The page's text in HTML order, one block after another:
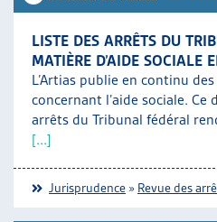
LISTE DES ARRÊTS DU
MATIÈRE D’AIDE SOCIALE
L’Artias publie en continu
concernant l’aide sociale. Ce
arrêts du Tribunal fédéral
[...]
Jurisprudence » Revue des